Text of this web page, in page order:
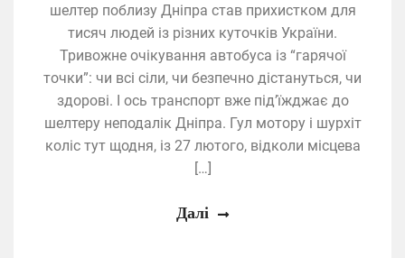
шелтер поблизу Дніпра став прихистком для
тисяч людей із різних куточків України.
Тривожне очікування автобуса із “гарячої
точки”: чи всі сіли, чи безпечно дістануться, чи
здорові. І ось транспорт вже під’їжджає до
шелтеру неподалік Дніпра. Гул мотору і шурхіт
коліс тут щодня, із 27 лютого, відколи місцева
[…]
Далі